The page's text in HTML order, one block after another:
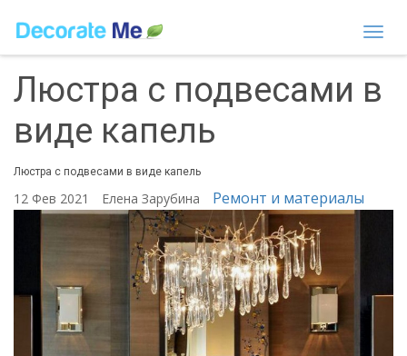
Люстра с подвесами в
виде капель
Люстра с подвесами в виде капель
12 Фев 2021 Елена Зарубина Ремонт и материалы